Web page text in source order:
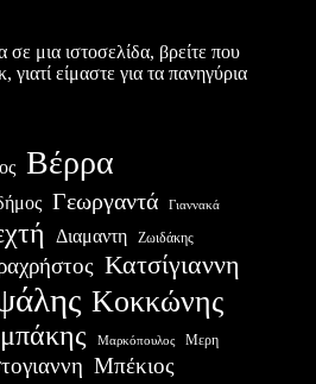
μια ιστοσελίδα, βρείτε που
γιατί είμαστε για τα πανηγύρια
Βέρρα
Γεωργαντά Γιαννακά
Διαμαντη Ζωιδάκης
Κατσίγιαννη
Κοκκώνης
Μαρκόπουλος Μερη
Μπέκιος